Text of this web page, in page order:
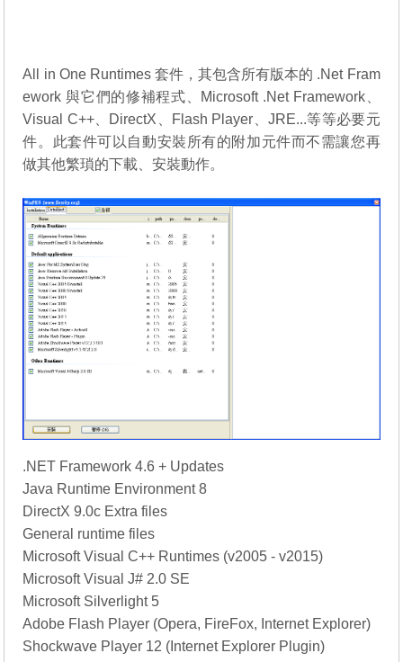
All in One Runtimes 套件，其包含所有版本的 .Net Fram
ework 與它們的修補程式、Microsoft .Net Framework、
Visual C++、DirectX、Flash Player、JRE...等等必要元
件。此套件可以自動安裝所有的附加元件而不需讓您再
做其他繁瑣的下載、安裝動作。
.NET Framework 4.6 + Updates
Java Runtime Environment 8
DirectX 9.0c Extra files
General runtime files
Microsoft Visual C++ Runtimes (v2005 - v2015)
Microsoft Visual J# 2.0 SE
Microsoft Silverlight 5
Adobe Flash Player (Opera, FireFox, Internet Explorer)
Shockwave Player 12 (Internet Explorer Plugin)